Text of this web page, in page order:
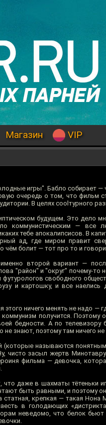
Магазин VIP
игры". Бабло собирает —
очередь о том, что фильм
В целях coolтурного
будущем. Это дело
коммунистическим —
тебе апокалипсисов. В
ад, где миром правит
чём болит — тот про то и
второй вариант —
"район" и "округ" почему-
свободного
и картошку, и все
этого ничего менять не надо
получится. Поэтому
бедности. А по
знают, поэтому там ничего не
(которые называются
чисто засыл жертв
фильма — девочка,
даже в шахматы тётеньки
быть равными, и поэтому
статная, крепкая — такая
в голодающих
неведомо, что белок